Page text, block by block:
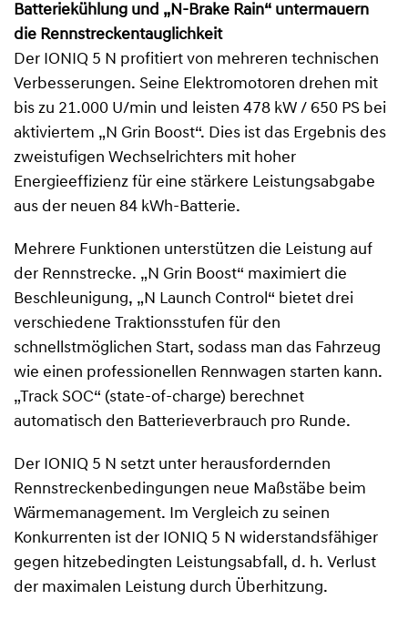
Batteriekühlung und „N-Brake Rain“ untermauern
die Rennstreckentauglichkeit
Der IONIQ 5 N profitiert von mehreren technischen
Verbesserungen. Seine Elektromotoren drehen mit
bis zu 21.000 U/min und leisten 478 kW / 650 PS bei
aktiviertem „N Grin Boost“. Dies ist das Ergebnis des
zweistufigen Wechselrichters mit hoher
Energieeffizienz für eine stärkere Leistungsabgabe
aus der neuen 84 kWh-Batterie.
Mehrere Funktionen unterstützen die Leistung auf
der Rennstrecke. „N Grin Boost“ maximiert die
Beschleunigung, „N Launch Control“ bietet drei
verschiedene Traktionsstufen für den
schnellstmöglichen Start, sodass man das Fahrzeug
wie einen professionellen Rennwagen starten kann.
„Track SOC“ (state-of-charge) berechnet
automatisch den Batterieverbrauch pro Runde.
Der IONIQ 5 N setzt unter herausfordernden
Rennstreckenbedingungen neue Maßstäbe beim
Wärmemanagement. Im Vergleich zu seinen
Konkurrenten ist der IONIQ 5 N widerstandsfähiger
gegen hitzebedingten Leistungsabfall, d. h. Verlust
der maximalen Leistung durch Überhitzung.